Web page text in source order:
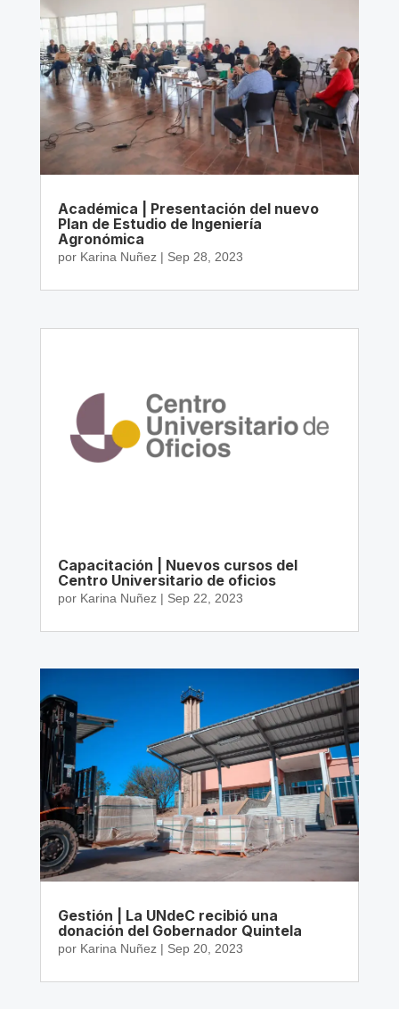
Académica | Presentación del nuevo
Plan de Estudio de Ingeniería
Agronómica
por Karina Nuñez| Sep 28, 2023
Capacitación | Nuevos cursos del
Centro Universitario de oficios
por Karina Nuñez| Sep 22, 2023
Gestión | La UNdeC recibió una
donación del Gobernador Quintela
por Karina Nuñez| Sep 20, 2023